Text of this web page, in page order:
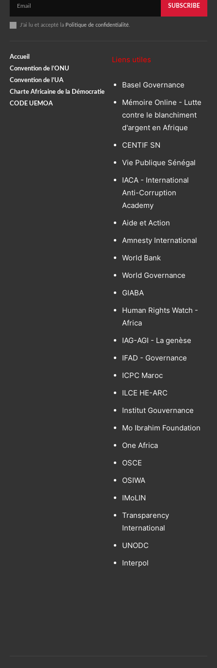
SUBSCRIBE
J'ai lu et accepté la Politique de confidentialité
Accueil
Convention de l’ONU
Convention de l’UA
Charte Africaine de la Démocratie
CODE UEMOA
Liens utiles
Basel Governance
Mémoire Online - Lutte
contre le blanchiment
d'argent en Afrique
CENTIF SN
Vie Publique Sénégal
IACA - International
Anti-Corruption
Academy
Aide et Action
Amnesty International
World Bank
World Governance
GIABA
Human Rights Watch -
Africa
IAG-AGI - La genèse
IFAD - Governance
ICPC Maroc
ILCE HE-ARC
Institut Gouvernance
Mo Ibrahim Foundation
One Africa
OSCE
OSIWA
IMoLIN
Transparency
International
UNODC
Interpol